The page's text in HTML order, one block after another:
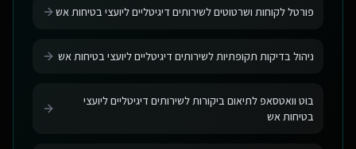
פורטל לקוחות ושרטוטים לשירותים דיגיטליים ליועצי בטיחות אש
ניהול בדיקות תקופתיות לשירותים דיגיטליים ליועצי בטיחות אש
בוט וואטסאפ לתיאום ביקורות לשירותים דיגיטליים ליועצי
בטיחות אש